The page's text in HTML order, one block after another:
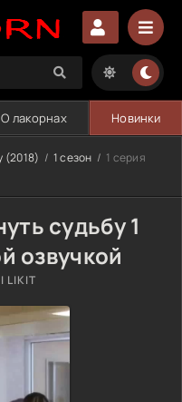
О лакорнах Новинки
(2018) 1 сезон 1 серия
судьбу 1
озвучкой
LIKIT